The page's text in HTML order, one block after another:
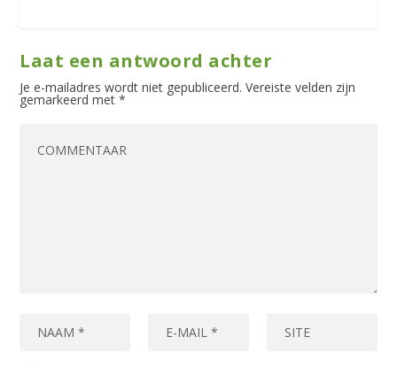
Laat een antwoord achter
Je e-mailadres wordt niet gepubliceerd. Vereiste velden zijn
gemarkeerd met*